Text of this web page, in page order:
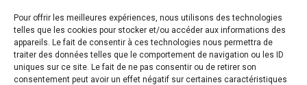
Pour offrir les meilleures expériences, nous utilisons des technologies
telles que les cookies pour stocker et/ou accéder aux informations des
appareils. Le fait de consentir à ces technologies nous permettra de
traiter des données telles que le comportement de navigation ou les ID
uniques sur ce site. Le fait de ne pas consentir ou de retirer son
consentement peut avoir un effet négatif sur certaines caractéristiques
1 rue des Charretiers
45000 Orléans
gteee[at]cen-centrevaldeloire.org